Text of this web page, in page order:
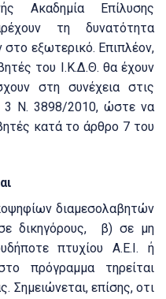
Ακαδημία Επίλυσης
τη δυνατότητα
στο εξωτερικό. Επιπλέον,
του Ι.Κ.Δ.Θ. θα έχουν
στη συνέχεια στις
3 Ν. 3898/2010, ώστε να
κατά το άρθρο 7 του
διαμεσολαβητών
δικηγόρους,
β) σε μη
πτυχίου Α.Ε.Ι. ή
πρόγραμμα τηρείται
Σημειώνεται, επίσης, οτι